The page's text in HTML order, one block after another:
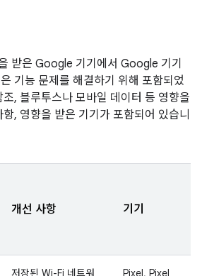
받은 Google 기기에서 Google 기기
기능 문제를 해결하기 위해 포함되었
, 블루투스나 모바일 데이터 등 영향을
, 영향을 받은 기기가 포함되어 있습니
개선 사항 기기
저장된 Wi-Fi 네트워
Pixel, Pixel